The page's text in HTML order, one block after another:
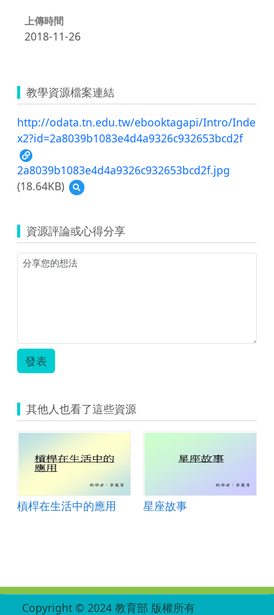
上傳時間
2018-11-26
教學資源檔案連結
http://odata.tn.edu.tw/ebooktagapi/Intro/Inde
x2?id=2a8039b1083e4d4a9326c932653bcd2f
2a8039b1083e4d4a9326c932653bcd2f.jpg
(18.64KB)
預
覽
資源評論或心得分享
發表
其他人也看了這些資源
槓桿在生活中的應用 星座故事
Copyright © 2024 教育部 版權所有